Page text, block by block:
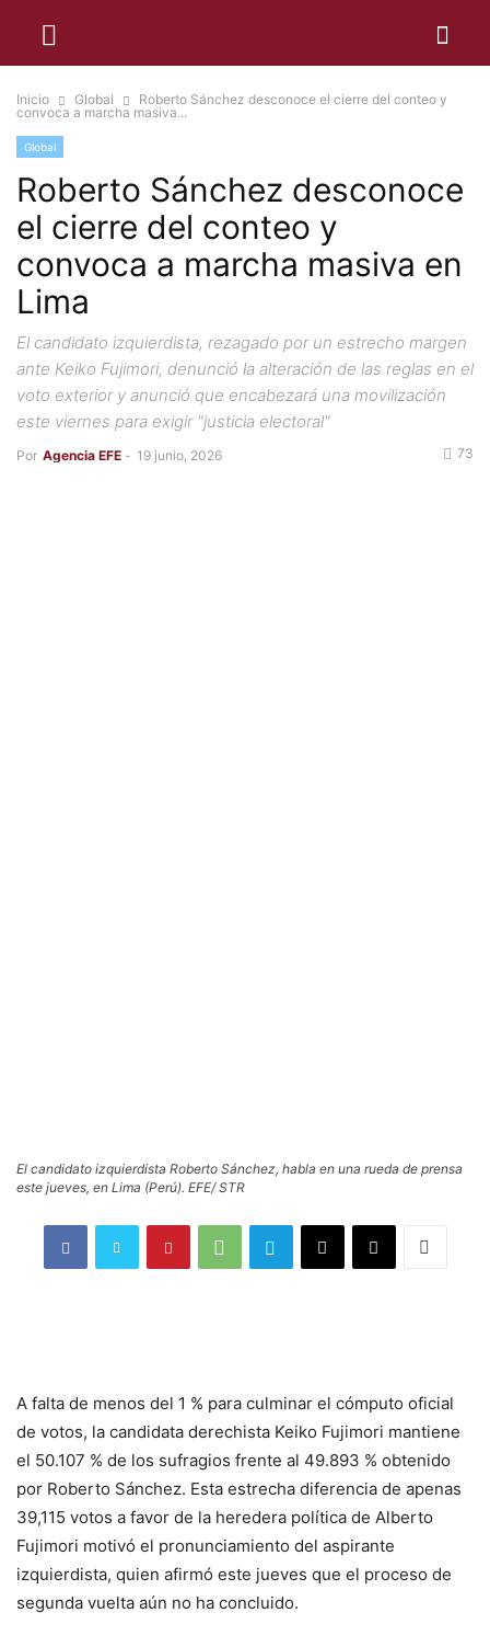
Inicio Global
Roberto Sánchez desconoce el cierre del conteo y
convoca a marcha masiva...
Global
Roberto Sánchez desconoce
el cierre del conteo y
convoca a marcha masiva en
Lima
El candidato izquierdista, rezagado por un estrecho margen
ante Keiko Fujimori, denunció la alteración de las reglas en el
voto exterior y anunció que encabezará una movilización
este viernes para exigir "justicia electoral"
Por Agencia EFE - 19 junio, 2026 73
El candidato izquierdista Roberto Sánchez, habla en una rueda de prensa
este jueves, en Lima (Perú). EFE/ STR
A falta de menos del 1 % para culminar el cómputo oficial
de votos, la candidata derechista Keiko Fujimori mantiene
el 50.107 % de los sufragios frente al 49.893 % obtenido
por Roberto Sánchez. Esta estrecha diferencia de apenas
39,115 votos a favor de la heredera política de Alberto
Fujimori motivó el pronunciamiento del aspirante
izquierdista, quien afirmó este jueves que el proceso de
segunda vuelta aún no ha concluido.